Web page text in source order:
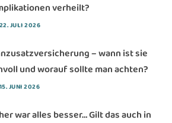
verheilt?
22. JULI 2026
– wann ist sie
und worauf sollte man achten?
15. JUNI 2026
war alles besser… Gilt das auch in